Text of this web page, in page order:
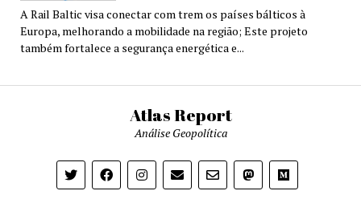
A Rail Baltic visa conectar com trem os países bálticos à
Europa, melhorando a mobilidade na região; Este projeto
também fortalece a segurança energética e...
Atlas Report
Análise Geopolítica